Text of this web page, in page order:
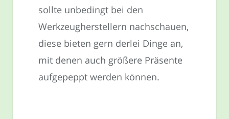
sollte unbedingt bei den
Werkzeugherstellern nachschauen,
diese bieten gern derlei Dinge an,
mit denen auch größere Präsente
aufgepeppt werden können.